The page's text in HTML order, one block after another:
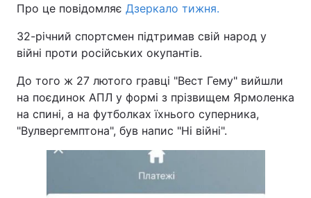
Про це повідомляє Дзеркало тижня.
32-річний спортсмен підтримав свій народ у
війні проти російських окупантів.
До того ж 27 лютого гравці "Вест Гему" вийшли
на поєдинок АПЛ у формі з прізвищем Ярмоленка
на спині, а на футболках їхнього суперника,
"Вулвергемптона", був напис "Ні війні".